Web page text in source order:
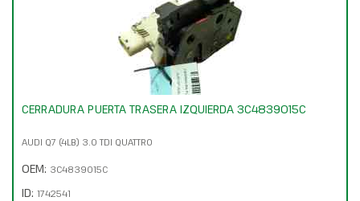
CERRADURA PUERTA TRASERA IZQUIERDA 3C4839015C
AUDI Q7 (4LB) 3.0 TDI QUATTRO
OEM: 3C4839015C
ID: 1742541